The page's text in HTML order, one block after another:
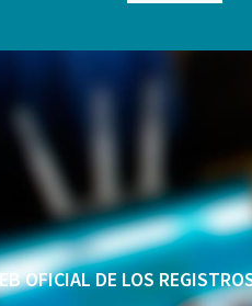
OFICIAL DE LOS